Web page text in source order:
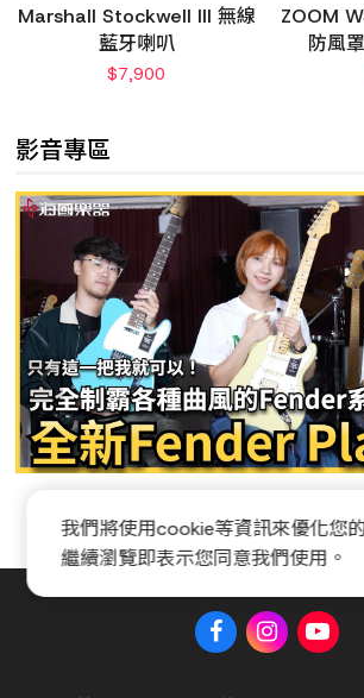
Marshall Stockwell III 無線
藍牙喇叭
$7,900
ZOOM
防風
影音專區
線系統
我們將使用cookie等資訊來優化您
繼續瀏覽即表示您同意我們使用。